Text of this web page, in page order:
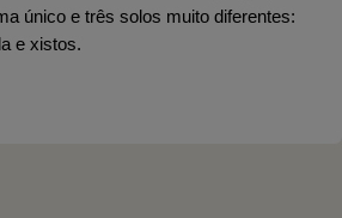
único e três solos muito diferentes:
e xistos.